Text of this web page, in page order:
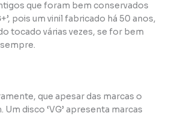
que foram bem conservados
pois um vinil fabricado há 50 anos,
tocado várias vezes, se for bem
que apesar das marcas o
disco ‘VG’ apresenta marcas